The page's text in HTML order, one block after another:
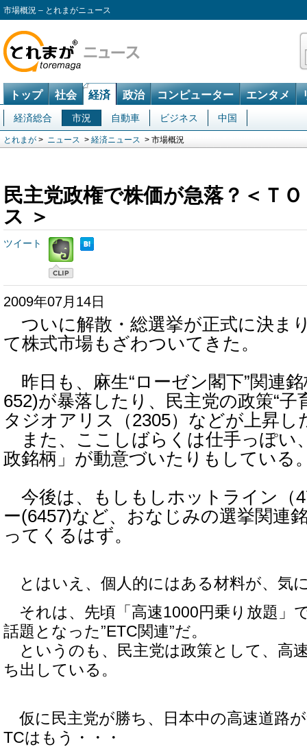
市場概況 – とれまがニュース
トップ 社会 経済 政治 コンピューター エンタメ
経済総合 市況 自動車 ビジネス 中国
とれまが > ニュース > 経済ニュース > 市場概況
民主党政権で株価が急落？＜Ｔ
ス ＞
ツイート
2009年07月14日
ついに解散・総選挙が正式に決ま
て株式市場もざわついてきた。
昨日も、麻生“ローゼン閣下”関連
652)が暴落したり、民主党の政策“子
タジオアリス（2305）などが上昇し
また、ここしばらくは仕手っぽい
政銘柄」が動意づいたりもしている
今後は、もしもしホットライン（
ー(6457)など、おなじみの選挙関連
ってくるはず。
とはいえ、個人的にはある材料が、気
それは、先頃「高速1000円乗り放題」
話題となった”ETC関連”だ。
というのも、民主党は政策として、高
ち出している。
仮に民主党が勝ち、日本中の高速道路
TCはもう・・・